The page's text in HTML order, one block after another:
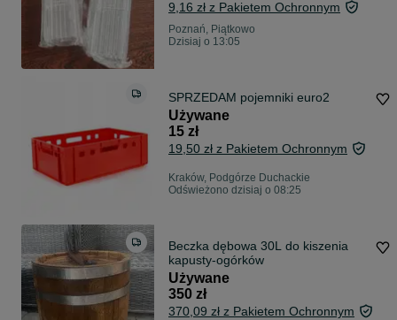
9,16 zł z Pakietem Ochronnym
Poznań, Piątkowo
Dzisiaj o 13:05
SPRZEDAM pojemniki euro2
Używane
15 zł
19,50 zł z Pakietem Ochronnym
Kraków, Podgórze Duchackie
Odświeżono dzisiaj o 08:25
Beczka dębowa 30L do kiszenia
kapusty-ogórków
Używane
350 zł
370,09 zł z Pakietem Ochronnym